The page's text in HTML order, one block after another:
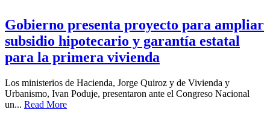
Gobierno presenta proyecto para ampliar
subsidio hipotecario y garantía estatal
para la primera vivienda
Los ministerios de Hacienda, Jorge Quiroz y de Vivienda y
Urbanismo, Ivan Poduje, presentaron ante el Congreso Nacional
un... Read More